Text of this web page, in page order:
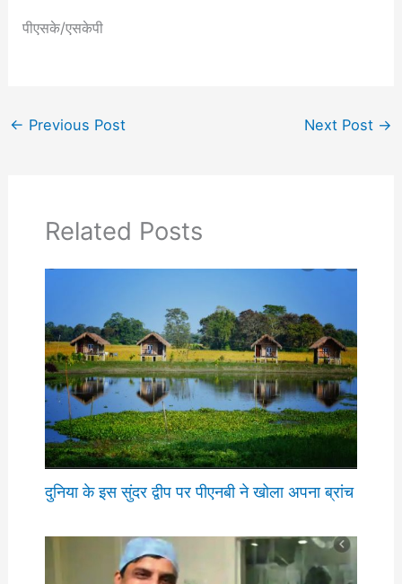
पीएसके/एसकेपी
← Previous Post Next Post →
Related Posts
दुनिया के इस सुंदर द्वीप पर पीएनबी ने खोला अपना ब्रांच